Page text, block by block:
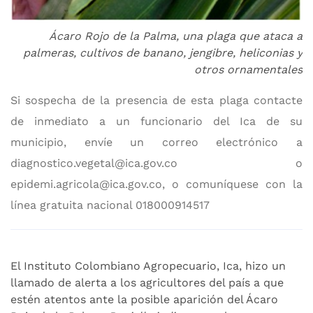
Ácaro Rojo de la Palma, una plaga que ataca a
palmeras, cultivos de banano, jengibre, heliconias y
otros ornamentales
Si sospecha de la presencia de esta plaga contacte
de inmediato a un funcionario del Ica de su
municipio, envíe un correo electrónico a
diagnostico.vegetal@ica.gov.co o
epidemi.agricola@ica.gov.co, o comuníquese con la
línea gratuita nacional 018000914517
El Instituto Colombiano Agropecuario, Ica, hizo un
llamado de alerta a los agricultores del país a que
estén atentos ante la posible aparición del Ácaro